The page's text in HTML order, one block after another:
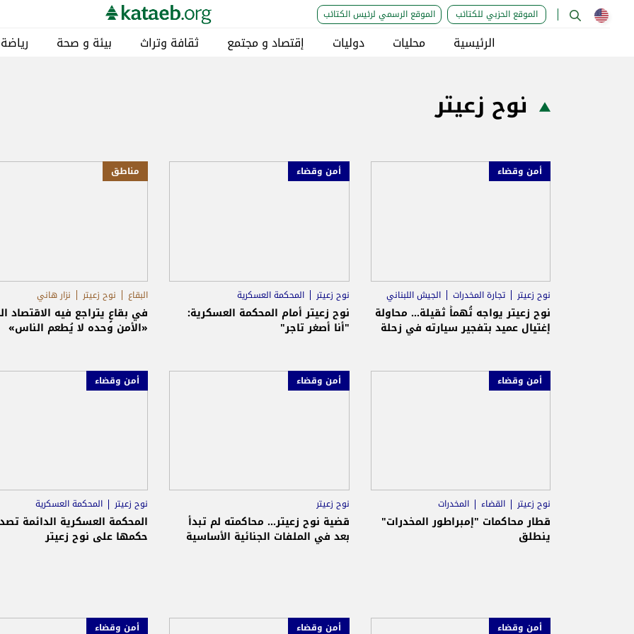
الموقع الحزبي للكتائب الموقع الرسمي لرئيس الكتائب
الرئيسية محليات دوليات إقتصاد و مجتمع ثقافة وتراث بيئة و صحة رياضة
نوح زعيتر
أمن وقضاء
نوح زعيتر تجارة المخدرات الجيش اللبناني
نوح زعيتر يواجه تُهماً ثقيلة... محاولة
إغتيال عميد بتفجير سيارته في زحلة
أمن وقضاء
نوح زعيتر المحكمة العسكرية
نوح زعيتر أمام المحكمة العسكرية:
"أنا أصغر تاجر"
مناطق
البقاع نوح زعيتر نزار هاني
في بقاعٍ يتراجع فيه الاقتصاد
«الأمن وحده لا يُطعم الناس»
أمن وقضاء
نوح زعيتر القضاء المخدرات
قطار محاكمات "إمبراطور المخدرات"
ينطلق
أمن وقضاء
نوح زعيتر
قضية نوح زعيتر... محاكمته لم تبدأ
بعد في الملفات الجنائية الأساسية
أمن وقضاء
نوح زعيتر المحكمة العسكرية
المحكمة العسكرية الدائمة
حكمها على نوح زعيتر
أمن وقضاء أمن وقضاء أمن وقضاء